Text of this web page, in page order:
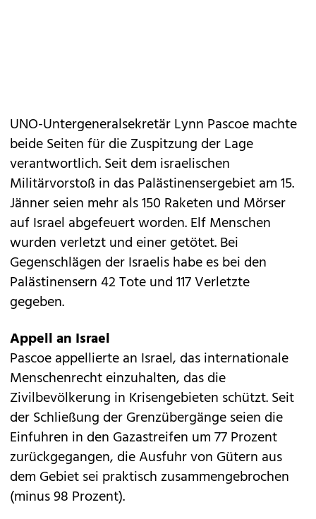
UNO-Untergeneralsekretär Lynn Pascoe machte
beide Seiten für die Zuspitzung der Lage
verantwortlich. Seit dem israelischen
Militärvorstoß in das Palästinensergebiet am 15.
Jänner seien mehr als 150 Raketen und Mörser
auf Israel abgefeuert worden. Elf Menschen
wurden verletzt und einer getötet. Bei
Gegenschlägen der Israelis habe es bei den
Palästinensern 42 Tote und 117 Verletzte
gegeben.
Appell an Israel
Pascoe appellierte an Israel, das internationale
Menschenrecht einzuhalten, das die
Zivilbevölkerung in Krisengebieten schützt. Seit
der Schließung der Grenzübergänge seien die
Einfuhren in den Gazastreifen um 77 Prozent
zurückgegangen, die Ausfuhr von Gütern aus
dem Gebiet sei praktisch zusammengebrochen
(minus 98 Prozent).